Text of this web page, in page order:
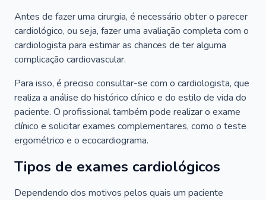
Antes de fazer uma cirurgia, é necessário obter o parecer
cardiológico, ou seja, fazer uma avaliação completa com o
cardiologista para estimar as chances de ter alguma
complicação cardiovascular.
Para isso, é preciso consultar-se com o cardiologista, que
realiza a análise do histórico clínico e do estilo de vida do
paciente. O profissional também pode realizar o exame
clínico e solicitar exames complementares, como o teste
ergométrico e o ecocardiograma.
Tipos de exames cardiológicos
Dependendo dos motivos pelos quais um paciente